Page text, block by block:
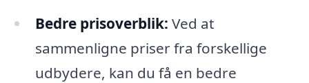
Bedre prisoverblik: Ved at
sammenligne priser fra forskellige
udbydere, kan du få en bedre